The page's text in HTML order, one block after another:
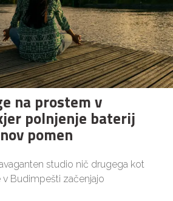
na prostem v
polnjenje baterij
pomen
studio nič drugega kot
v Budimpešti začenjajo